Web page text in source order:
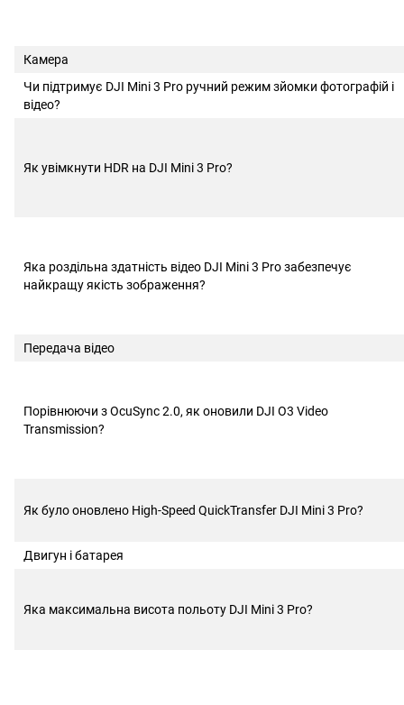
Камера
Чи підтримує DJI Mini 3 Pro ручний режим зйомки фотографій і
відео?
Як увімкнути HDR на DJI Mini 3 Pro?
Яка роздільна здатність відео DJI Mini 3 Pro забезпечує
найкращу якість зображення?
Передача відео
Порівнюючи з OcuSync 2.0, як оновили DJI O3 Video
Transmission?
Як було оновлено High-Speed QuickTransfer DJI Mini 3 Pro?
Двигун і батарея
Яка максимальна висота польоту DJI Mini 3 Pro?